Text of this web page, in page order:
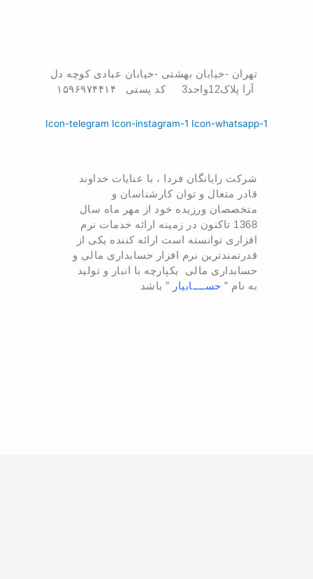
تهران -خیابان بهشتی -خیابان عبادی کوچه دل
Icon-telegram Icon-instagram-1 Icon-whatsapp-1
شرکت رایانگان فردا ، با عنایات خداوند
قادر متعال و توان کارشناسان و
متخصصان ورزیده خود از مهر ماه سال
1368 تاکنون در زمینه ارائه خدمات نرم
افزاری توانسته است ارائه کننده یکی از
قدرتمندترین نرم افزار حسابداری مالی و
حسابداری مالی یکپارچه با انبار و تولید
به نام ” حســــابیار ” باشد